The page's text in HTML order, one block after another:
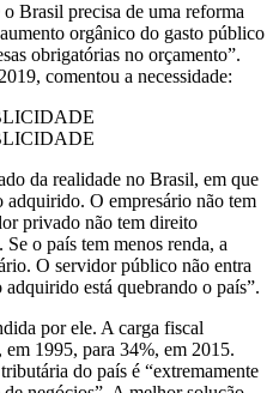
Brasil precisa de uma reforma
orgânico do gasto público
obrigatórias no orçamento”.
comentou a necessidade:
da realidade no Brasil, em que
O empresário não tem
privado não tem direito
o país tem menos renda, a
O servidor público não entra
está quebrando o país”.
por ele. A carga fiscal
1995, para 34%, em 2015.
do país é “extremamente